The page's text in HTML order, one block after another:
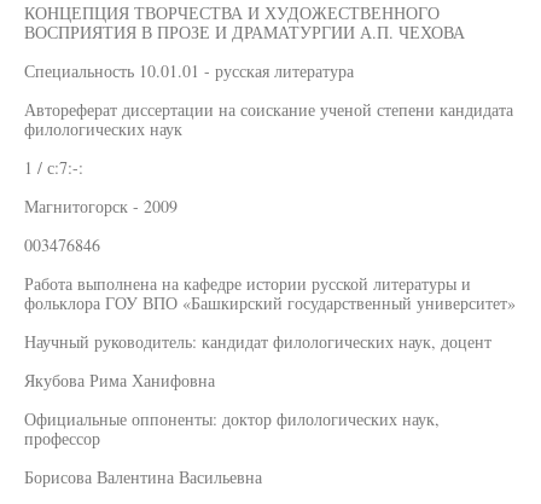
КОНЦЕПЦИЯ ТВОРЧЕСТВА И ХУДОЖЕСТВЕННОГО
ВОСПРИЯТИЯ В ПРОЗЕ И ДРАМАТУРГИИ А.П. ЧЕХОВА
Специальность 10.01.01 - русская литература
Автореферат диссертации на соискание ученой степени кандидата
филологических наук
1 / с:7:-:
Магнитогорск - 2009
003476846
Работа выполнена на кафедре истории русской литературы и
фольклора ГОУ ВПО «Башкирский государственный университет»
Научный руководитель: кандидат филологических наук, доцент
Якубова Рима Ханифовна
Официальные оппоненты: доктор филологических наук,
профессор
Борисова Валентина Васильевна